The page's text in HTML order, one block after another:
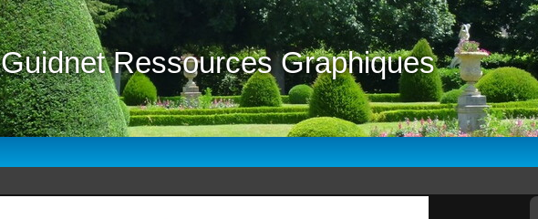
Guidnet Ressources Graphiques